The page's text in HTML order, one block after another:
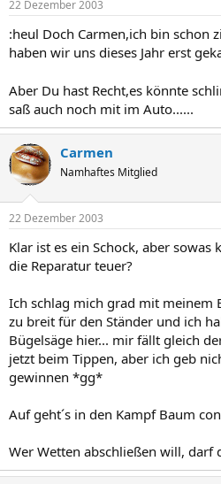
22 Dezember 2003
:heul Doch Carmen,ich bin schon
haben wir uns dieses Jahr erst
Aber Du hast Recht,es könnte
saß auch noch mit im Auto......
Carmen
Namhaftes Mitglied
22 Dezember 2003
Klar ist es ein Schock, aber
die Reparatur teuer?
Ich schlag mich grad mit meinem
zu breit für den Ständer und ich
Bügelsäge hier... mir fällt gleich
jetzt beim Tippen, aber ich geb
gewinnen *gg*
Auf geht´s in den Kampf Baum
Wer Wetten abschließen will, darf